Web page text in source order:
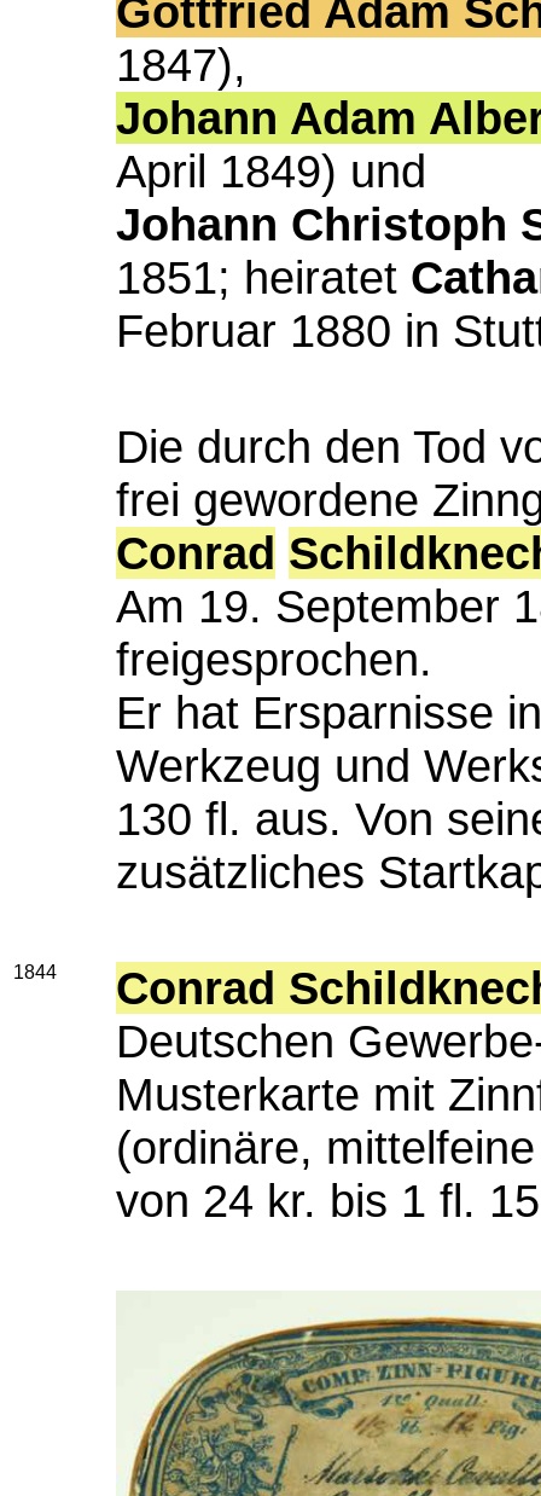
Gottfried Adam
1847),
Johann Adam
April 1849) und
Johann Christoph
1851; heiratet
Februar 1880 in
Die durch den Tod
frei gewordene
Conrad
Am 19. September
freigesprochen.
Er hat Ersparnisse
Werkzeug und
130 fl. aus. Von
zusätzliches
1844
Conrad
Deutschen
Musterkarte mit
(ordinäre,
von 24 kr. bis 1 fl.